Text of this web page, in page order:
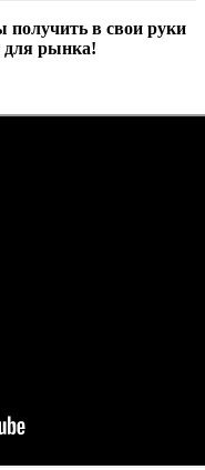
получить в свои руки
для рынка!